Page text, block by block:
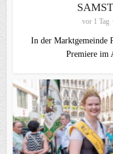
vor 1 Tag
In der Marktgemeinde
Premiere im